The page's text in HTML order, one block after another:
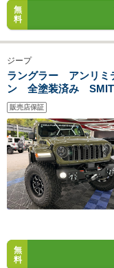
無
料
ジープ
ラングラー アンリミ
ン 全塗装済み
フェンダー エアロボ
インチバンパー
ラー 2.5インチアップ
販売店保証
無
料